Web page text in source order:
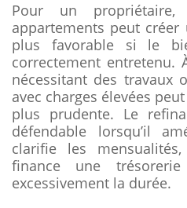
Pour un
appartements peut
plus favorable si le
correctement entretenu.
nécessitant des travaux
avec charges élevées
plus prudente. Le
défendable lorsqu’il
clarifie les
finance une
excessivement la durée.